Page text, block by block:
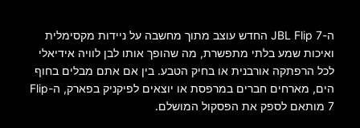
ה-JBL Flip 7 החדש עוצב מתוך מחשבה על ניידות מקסימלית
ואיכות שמע בלתי מתפשרת, מה שהופך אותו לבן לוויה אידיאלי
לכל הרפתקה אורבנית או בחיק הטבע. בין אם אתם מבלים בחוף
הים, מארחים חברים במרפסת או יוצאים לפיקניק בפארק, ה-Flip
7 מותאם לספק את הפסקול המושלם.